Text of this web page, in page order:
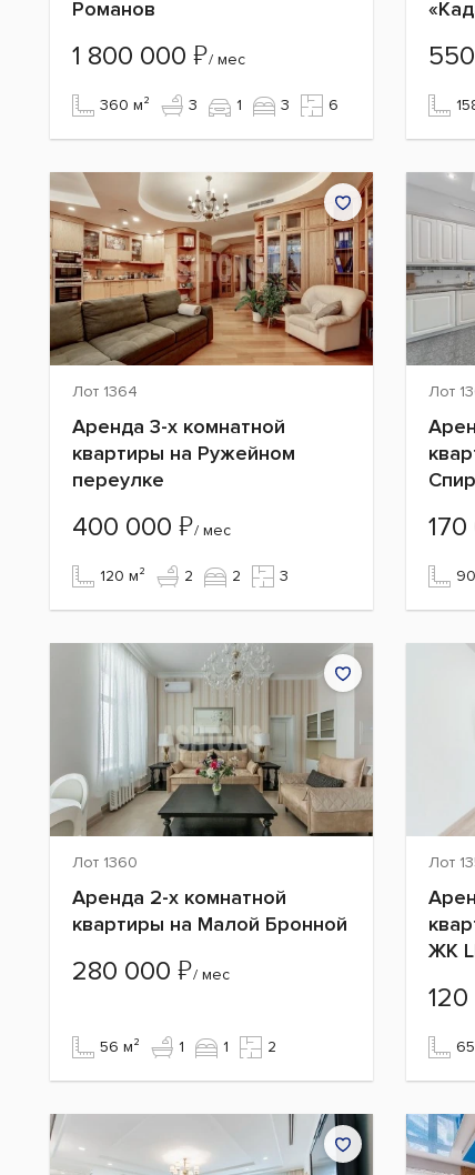
Романов
1 800 000 ₽/ мес
360 м² 3 1 3 6
Лот 1364
Аренда 3-х комнатной
квартиры на Ружейном
переулке
400 000 ₽/ мес
120 м² 2 2 3
Лот
Лот 1360
Аренда 2-х комнатной
квартиры на Малой Бронной
280 000 ₽/ мес
56 м² 1 1 2
Лот
ЖК